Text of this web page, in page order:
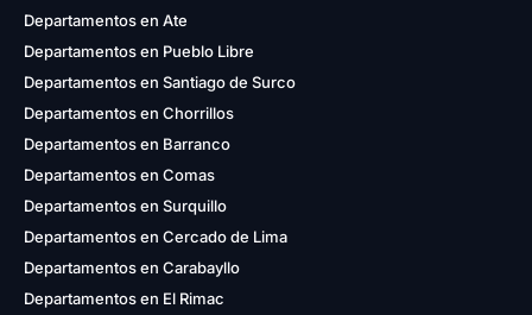
Departamentos en Ate
Departamentos en Pueblo Libre
Departamentos en Santiago de Surco
Departamentos en Chorrillos
Departamentos en Barranco
Departamentos en Comas
Departamentos en Surquillo
Departamentos en Cercado de Lima
Departamentos en Carabayllo
Departamentos en El Rimac